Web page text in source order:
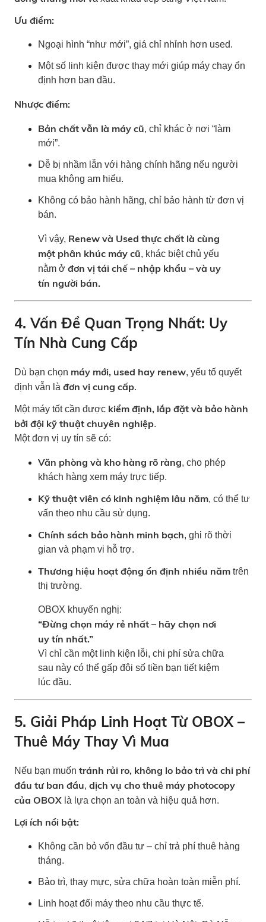
Ưu điểm:
Ngoại hình “như mới”, giá chỉ nhỉnh hơn used.
Một số linh kiện được thay mới giúp máy chạy ổn
định hơn ban đầu.
Nhược điểm:
Bản chất vẫn là máy cũ, chỉ khác ở nơi “làm
mới”.
Dễ bị nhầm lẫn với hàng chính hãng nếu người
mua không am hiểu.
Không có bảo hành hãng, chỉ bảo hành từ đơn vị
bán.
Vì vậy, Renew và Used thực chất là cùng
một phân khúc máy cũ, khác biệt chủ yếu
nằm ở đơn vị tái chế – nhập khẩu – và uy
tín người bán.
4. Vấn Đề Quan Trọng Nhất: Uy
Tín Nhà Cung Cấp
Dù bạn chọn máy mới, used hay renew, yếu tố quyết
định vẫn là đơn vị cung cấp.
Một máy tốt cần được kiểm định, lắp đặt và bảo hành
bởi đội kỹ thuật chuyên nghiệp.
Một đơn vị uy tín sẽ có:
Văn phòng và kho hàng rõ ràng, cho phép
khách hàng xem máy trực tiếp.
Kỹ thuật viên có kinh nghiệm lâu năm, có thể tư
vấn theo nhu cầu sử dụng.
Chính sách bảo hành minh bạch, ghi rõ thời
gian và phạm vi hỗ trợ.
Thương hiệu hoạt động ổn định nhiều năm trên
thị trường.
OBOX khuyến nghị:
“Đừng chọn máy rẻ nhất – hãy chọn nơi
uy tín nhất.”
Vì chỉ cần một linh kiện lỗi, chi phí sửa chữa
sau này có thể gấp đôi số tiền bạn tiết kiệm
lúc đầu.
5. Giải Pháp Linh Hoạt Từ OBOX –
Thuê Máy Thay Vì Mua
Nếu bạn muốn tránh rủi ro, không lo bảo trì và chi phí
đầu tư ban đầu, dịch vụ cho thuê máy photocopy
của OBOX là lựa chọn an toàn và hiệu quả hơn.
Lợi ích nổi bật:
Không cần bỏ vốn đầu tư – chỉ trả phí thuê hàng
tháng.
Bảo trì, thay mực, sửa chữa hoàn toàn miễn phí.
Linh hoạt đổi máy theo nhu cầu thực tế.